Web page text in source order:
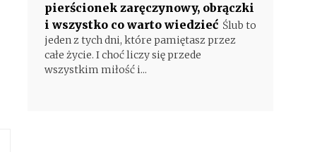
pierścionek zaręczynowy, obrączki
i wszystko co warto wiedzieć Ślub to
jeden z tych dni, które pamiętasz przez
całe życie. I choć liczy się przede
wszystkim miłość i...